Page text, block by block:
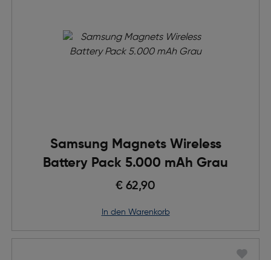
Samsung Magnets Wireless
Battery Pack 5.000 mAh Grau
€ 62,90
in den Warenkorb